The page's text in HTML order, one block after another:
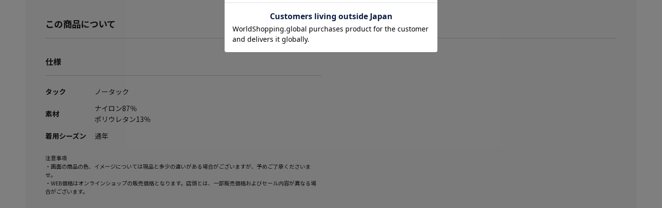
この商品について
仕様
タック ノータック
素材
ナイロン87％
ポリウレタン13％
着用シーズン
通年
注意事項
・画面の商品の色、イメージについては現品と多少の違いがある場合がございますが、予めご了承くださいま
せ。
・WEB価格はオンラインショップの販売価格となります。店頭とは、一部販売価格およびセール内容が異なる場
合がございます。